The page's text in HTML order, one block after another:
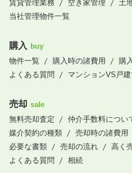
賃貸管理業務
空き家管理
土
当社管理物件一覧
購入 buy
物件一覧
購入時の諸費用
購
よくある質問
マンションVS戸建
売却 sale
無料売却査定
仲介手数料につい
媒介契約の種類
売却時の諸費用
必要な書類
売却の流れ
高く
よくある質問
相続